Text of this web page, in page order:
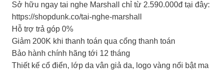
Sở hữu ngay tai nghe Marshall chỉ từ 2.590.000đ tại đây:
https://shopdunk.co/tai-nghe-marshall
Hỗ trợ trả góp 0%
Giảm 200K khi thanh toán qua cổng thanh toán
Bảo hành chính hãng tới 12 tháng
Thiết kế cổ điển, lớp da vân giả da, logo vàng nổi bật ma